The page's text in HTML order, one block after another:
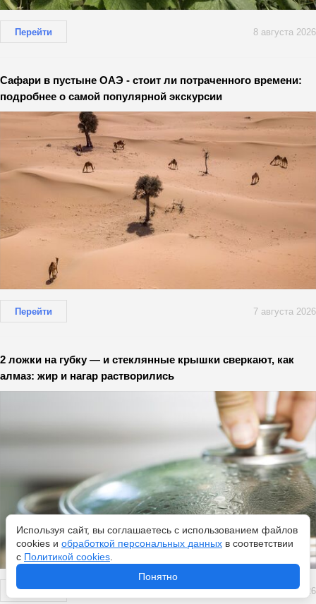
Перейти 8 августа 2026
Сафари в пустыне ОАЭ - стоит ли потраченного времени:
подробнее о самой популярной экскурсии
Перейти 7 августа 2026
2 ложки на губку — и стеклянные крышки сверкают, как
алмаз: жир и нагар растворились
Перейти 7 августа 2026
Используя сайт, вы соглашаетесь с использованием файлов
cookies и обработкой персональных данных в соответствии
с Политикой cookies
Понятно